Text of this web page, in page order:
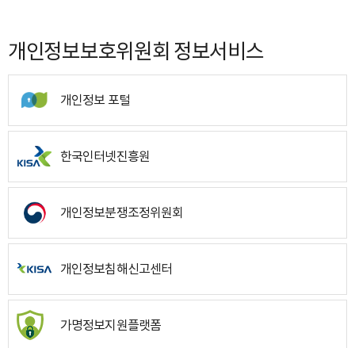
개인정보보호위원회 정보서비스
개인정보 포털
한국인터넷진흥원
개인정보분쟁조정위원회
개인정보침해신고센터
가명정보지원플랫폼